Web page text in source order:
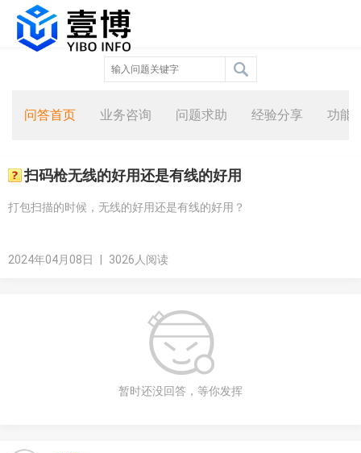
问答首页 业务咨询 问题求助 经验分享 功能
扫码枪无线的好用还是有线的好用
打包扫描的时候，无线的好用还是有线的好用？
2024年04月08日 3026人阅读
暂时还没回答，等你发挥